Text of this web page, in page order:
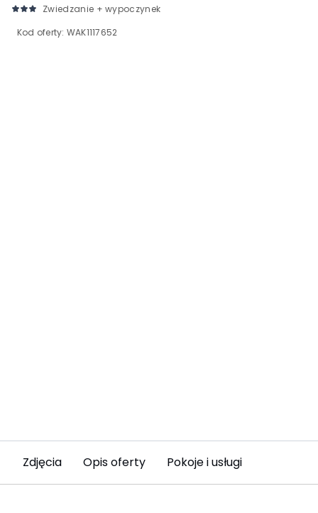
Zwiedzanie + wypoczynek
Kod oferty: WAK1117652
Zdjęcia Opis oferty Pokoje i usługi